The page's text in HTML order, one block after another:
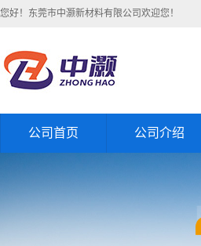
您好！东莞市中灏新材料有限公司欢迎您！
公司首页 公司介绍